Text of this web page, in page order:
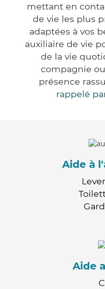
mettant en
de vie les plus
adaptées à vos
auxiliaire de vie
de la vie
compagnie
présence
rappelé
Aide à
Aide